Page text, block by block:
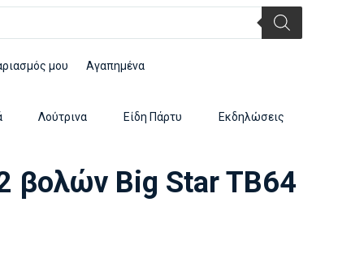
μου
Αγαπημένα
Λούτρινα Είδη Πάρτυ Εκδηλώσεις
βολών Big Star TB64